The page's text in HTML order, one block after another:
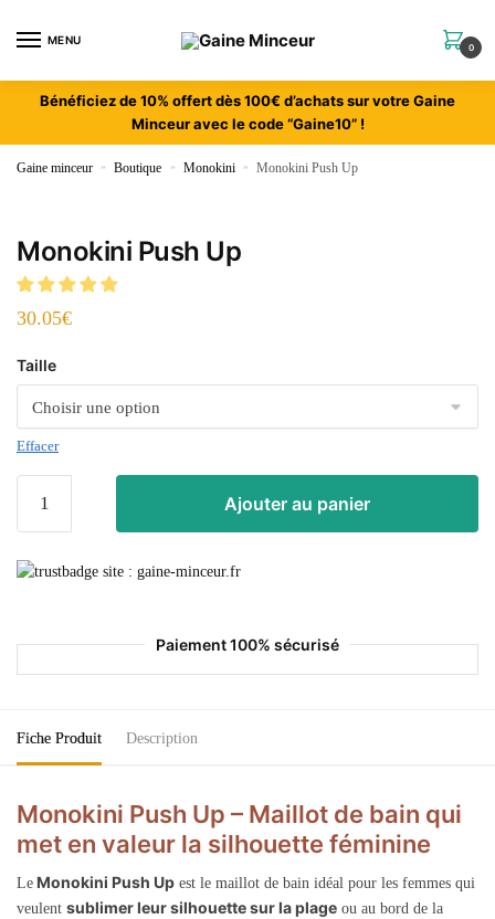
MENU
0
Bénéficiez de 10% offert dès 100€ d’achats sur votre Gaine
Minceur avec le code “Gaine10” !
Gaine minceur » Boutique » Monokini » Monokini Push Up
Monokini Push Up
30.05€
Taille
Effacer
Ajouter au panier
Paiement 100% sécurisé
Fiche Produit Description
Monokini Push Up – Maillot de bain qui
met en valeur la silhouette féminine
Le Monokini Push Up est le maillot de bain idéal pour les femmes qui
veulent sublimer leur silhouette sur la plage ou au bord de la